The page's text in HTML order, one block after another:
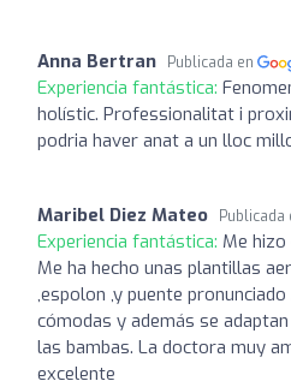
Anna Bertran Publicada en
Experiencia fantástica:
holístic. Professionalitat i
podria haver anat a un lloc
Maribel Diez Mateo Publicada
Experiencia fantástica: Me
Me ha hecho unas plantillas
,espolon ,y puente
cómodas y además se
las bambas. La doctora muy
excelente